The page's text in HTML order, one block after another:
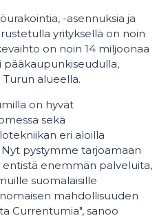
-asennuksia ja
yrityksellä on noin
on noin 14 miljoonaa
pääkaupunkiseudulla,
Turun alueella.
on hyvät
sekä
eri aloilla
Nyt pystymme tarjoamaan
entistä enemmän palveluita,
suomalaisille
mahdollisuuden
Currentumia", sanoo